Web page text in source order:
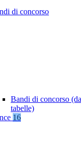
di concorso
Bandi di concorso
tabelle)
16